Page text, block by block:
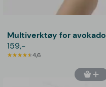
Multiverktøy for avokado
159,-
4,6